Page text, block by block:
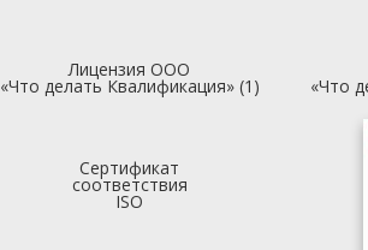
Лицензия ООО
«Что делать Квалификация» (1) «Что
Сертификат
соответствия
ISO